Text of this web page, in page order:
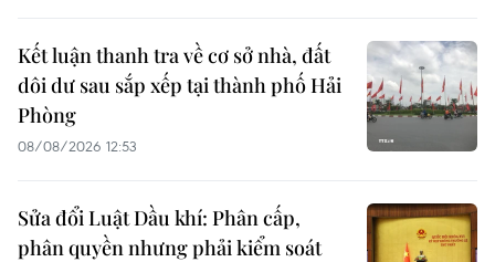
Kết luận thanh tra về cơ sở nhà, đất
dôi dư sau sắp xếp tại thành phố Hải
Phòng
08/08/2026 12:53
Sửa đổi Luật Dầu khí: Phân cấp,
phân quyền nhưng phải kiểm soát